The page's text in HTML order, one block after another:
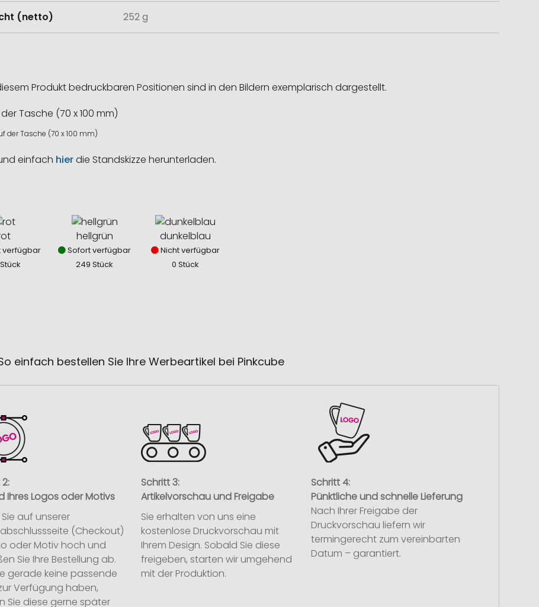
(netto) 252 g
Produkt bedruckbaren Positionen sind in den Bildern exemplarisch dargestellt.
der Tasche (70 x 100 mm)
einfach hierdie Standskizze herunterladen.
hellgrün
Sofort verfügbar
249 Stück
dunkelblau
Nicht verfügbar
0 Stück
einfach bestellen Sie Ihre Werbeartikel bei Pinkcube
Ihres Logos oder Motivs
auf unserer
(Checkout)
oder Motiv hoch und
Sie Ihre Bestellung ab.
gerade keine passende
Verfügung haben,
Sie diese gerne später
Schritt 3:
Artikelvorschau und Freigabe
Sie erhalten von uns eine
kostenlose Druckvorschau mit
Ihrem Design. Sobald Sie diese
freigeben, starten wir umgehend
mit der Produktion.
Schritt 4:
Pünktliche und schnelle Lieferung
Nach Ihrer Freigabe der
Druckvorschau liefern wir
termingerecht zum vereinbarten
Datum – garantiert.